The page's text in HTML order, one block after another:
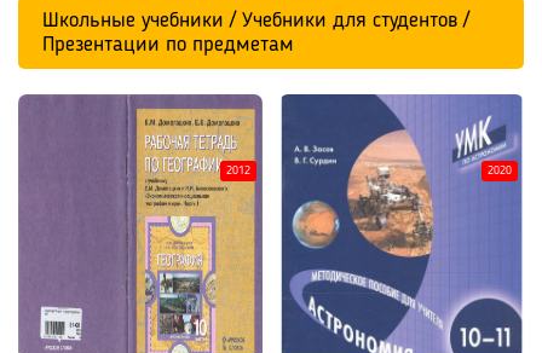
Школьные учебники / Учебники для студентов /
Презентации по предметам
2012 2020